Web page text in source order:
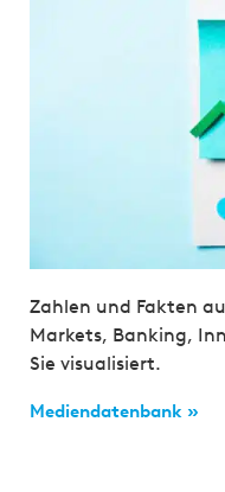
Zahlen und Fakten
Markets, Banking,
Sie visualisiert.
Mediendatenbank »